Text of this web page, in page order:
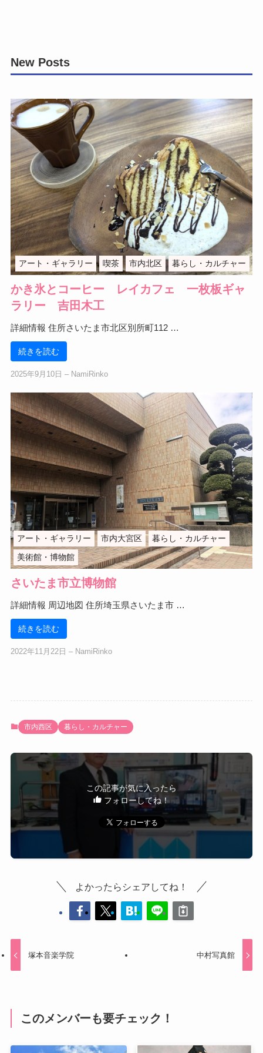
New Posts
アート・ギャラリー 喫茶 市内北区 暮らし・カルチャー
かき氷とコーヒー レイカフェ 一枚板ギャ
ラリー 吉田木工
詳細情報 住所さいたま市北区別所町112 …
続きを読む
2025年9月10日 ‒ NamiRinko
アート・ギャラリー 市内大宮区
暮らし・カルチャー
美術館・博物館
さいたま市立博物館
詳細情報 周辺地図 住所埼玉県さいたま市 …
続きを読む
2022年11月22日 ‒ NamiRinko
市内西区 暮らし・カルチャー
この記事が気に入ったら
フォローしてね！
よかったらシェアしてね！
塚本音楽学院 中村写真館
このメンバーも要チェック！